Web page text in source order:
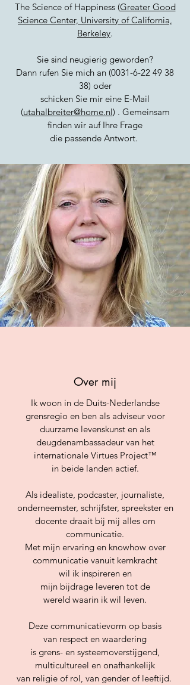
The Science of Happiness (Greater Good
Science Center, University of California,
Berkeley.
Sie sind neugierig geworden?
Dann rufen Sie mich an (0031-6-22 49 38
38) oder
schicken Sie mir eine E-Mail
(utahalbreiter@home.nl) . Gemeinsam
finden wir auf Ihre Frage
die passende Antwort.
Over mij
Ik woon in de Duits-Nederlandse
grensregio en ben als adviseur voor
duurzame levenskunst en als
deugdenambassadeur van het
internationale Virtues Project™
in beide landen actief.
Als idealiste, podcaster, journaliste,
onderneemster, schrijfster, spreekster en
docente draait bij mij alles om
communicatie.
Met mijn ervaring en knowhow over
communicatie vanuit kernkracht
wil ik inspireren en
mijn bijdrage leveren tot de
wereld waarin ik wil leven.
Deze communicatievorm op basis
van respect en waardering
is grens- en systeemoverstijgend,
multicultureel en onafhankelijk
van religie of rol, van gender of leeftijd.